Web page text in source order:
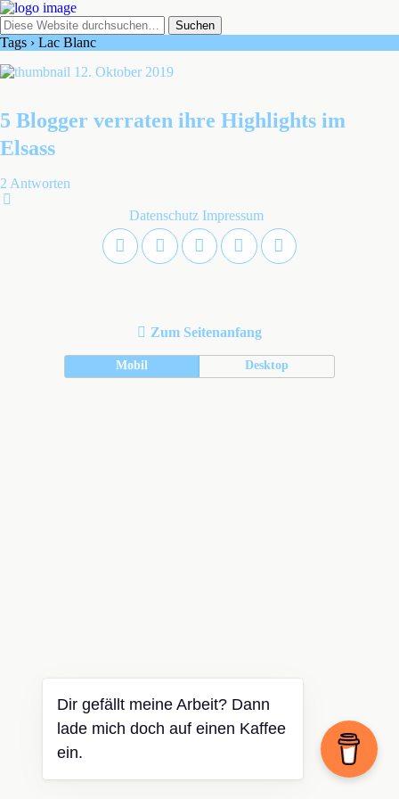
Tags › Lac Blanc
12. Oktober 2019
5 Blogger verraten ihre Highlights im
Elsass
2 Antworten
Datenschutz Impressum
Zum Seitenanfang
Mobil Desktop
Dir gefällt meine Arbeit? Dann
lade mich doch auf einen Kaffee
ein.